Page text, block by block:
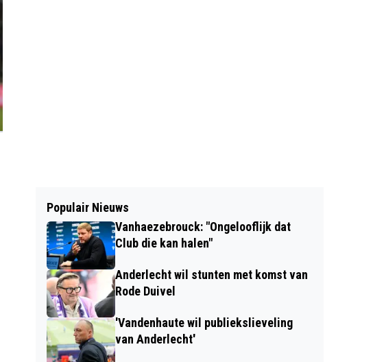
Populair Nieuws
Vanhaezebrouck: "Ongelooflijk dat
Club die kan halen"
Anderlecht wil stunten met komst van
Rode Duivel
'Vandenhaute wil publiekslieveling
van Anderlecht'